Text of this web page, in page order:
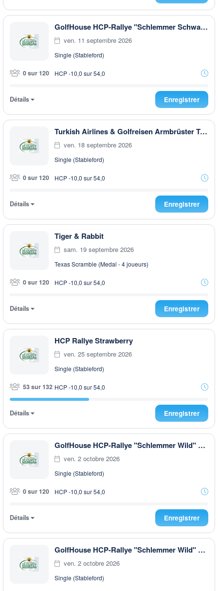
GolfHouse HCP-Rallye "Schlemmer Schwammerl 6 Pilze " EARLY MORNING
ven. 11 septembre 2026
Single (Stableford)
0 sur 120 HCP -10,0 sur 54,0
Détails Enregistrer
Turkish Airlines & Golfreisen Armbrüster Trophy
ven. 18 septembre 2026
Single (Stableford)
0 sur 120 HCP -10,0 sur 54,0
Détails Enregistrer
Tiger & Rabbit
sam. 19 septembre 2026
Texas Scramble (Medal - 4 joueurs)
0 sur 120 HCP -10,0 sur 54,0
Détails Enregistrer
HCP Rallye Strawberry
ven. 25 septembre 2026
Single (Stableford)
53 sur 132 HCP -10,0 sur 54,0
Détails Enregistrer
GolfHouse HCP-Rallye "Schlemmer Wild" EARLY MORNING
ven. 2 octobre 2026
Single (Stableford)
0 sur 120 HCP -10,0 sur 54,0
Détails Enregistrer
GolfHouse HCP-Rallye "Schlemmer Wild" AFTER WORK
ven. 2 octobre 2026
Single (Stableford)